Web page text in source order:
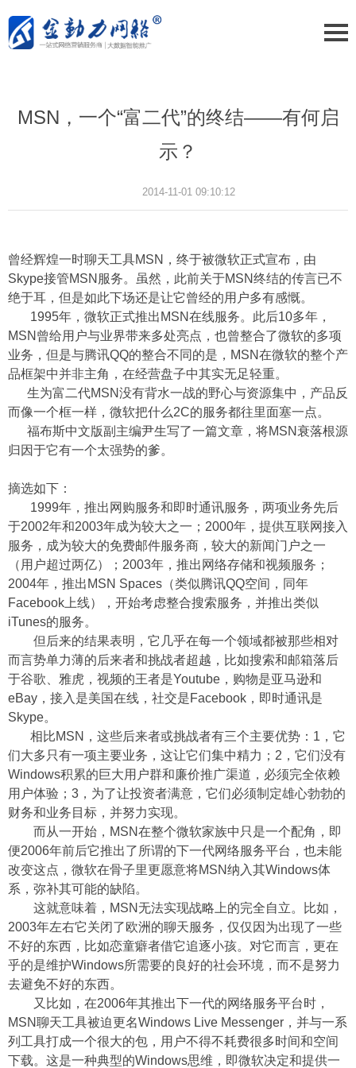
MSN，一个“富二代”的终结——有何启
示？
2014-11-01 09:10:12
曾经辉煌一时聊天工具MSN，终于被微软正式宣布，由
Skype接管MSN服务。虽然，此前关于MSN终结的传言已不
绝于耳，但是如此下场还是让它曾经的用户多有感慨。
1995年，微软正式推出MSN在线服务。此后10多年，
MSN曾给用户与业界带来多处亮点，也曾整合了微软的多项
业务，但是与腾讯QQ的整合不同的是，MSN在微软的整个产
品框架中并非主角，在经营盘子中其实无足轻重。
生为富二代MSN没有背水一战的野心与资源集中，产品反
而像一个框一样，微软把什么2C的服务都往里面塞一点。
福布斯中文版副主编尹生写了一篇文章，将MSN衰落根源
归因于它有一个太强势的爹。
摘选如下：
1999年，推出网购服务和即时通讯服务，两项业务先后
于2002年和2003年成为较大之一；2000年，提供互联网接入
服务，成为较大的免费邮件服务商，较大的新闻门户之一
（用户超过两亿）；2003年，推出网络存储和视频服务；
2004年，推出MSN Spaces（类似腾讯QQ空间，同年
Facebook上线），开始考虑整合搜索服务，并推出类似
iTunes的服务。
但后来的结果表明，它几乎在每一个领域都被那些相对
而言势单力薄的后来者和挑战者超越，比如搜索和邮箱落后
于谷歌、雅虎，视频的王者是Youtube，购物是亚马逊和
eBay，接入是美国在线，社交是Facebook，即时通讯是
Skype。
相比MSN，这些后来者或挑战者有三个主要优势：1，它
们大多只有一项主要业务，这让它们集中精力；2，它们没有
Windows积累的巨大用户群和廉价推广渠道，必须完全依赖
用户体验；3，为了让投资者满意，它们必须制定雄心勃勃的
财务和业务目标，并努力实现。
而从一开始，MSN在整个微软家族中只是一个配角，即
便2006年前后它推出了所谓的下一代网络服务平台，也未能
改变这点，微软在骨子里更愿意将MSN纳入其Windows体
系，弥补其可能的缺陷。
这就意味着，MSN无法实现战略上的完全自立。比如，
2003年左右它关闭了欧洲的聊天服务，仅仅因为出现了一些
不好的东西，比如恋童癖者借它追逐小孩。对它而言，更在
乎的是维护Windows所需要的良好的社会环境，而不是努力
去避免不好的东西。
又比如，在2006年其推出下一代的网络服务平台时，
MSN聊天工具被迫更名Windows Live Messenger，并与一系
列工具打成一个很大的包，用户不得不耗费很多时间和空间
下载。这是一种典型的Windows思维，即微软决定和提供一